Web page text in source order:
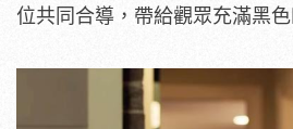
位共同合導，帶給觀眾充滿黑